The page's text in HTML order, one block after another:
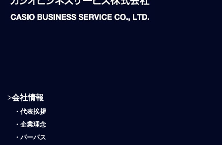
>会社情報
・ 代表挨拶
・ 企業理念
・ パーパス